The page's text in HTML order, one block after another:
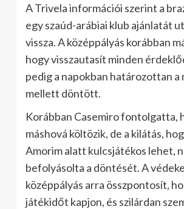
A Trivela információi szerint a
egy szaúd-arábiai klub ajánlatát
vissza. A középpályás korábban
hogy visszautasít minden
pedig a napokban határozottan a
mellett döntött.
Korábban Casemiro fontolgatta,
máshová költözik, de a kilátás,
Amorim alatt kulcsjátékos lehet,
befolyásolta a döntését. A
középpályás arra összpontosít,
játékidőt kapjon, és szilárdan